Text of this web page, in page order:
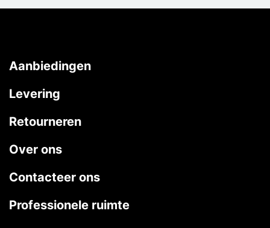
Aanbiedingen
Levering
Retourneren
Over ons
Contacteer ons
Professionele ruimte